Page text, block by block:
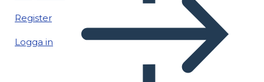
Register
Logga in